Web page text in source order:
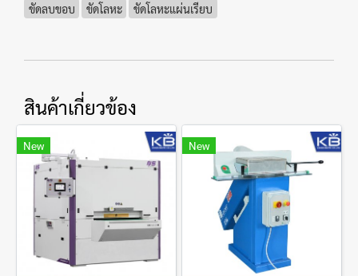
ขัดลบขอบ
ขัดโลหะ ขัดโลหะแผ่นเรียบ
สินค้าเกี่ยวข้อง
New New